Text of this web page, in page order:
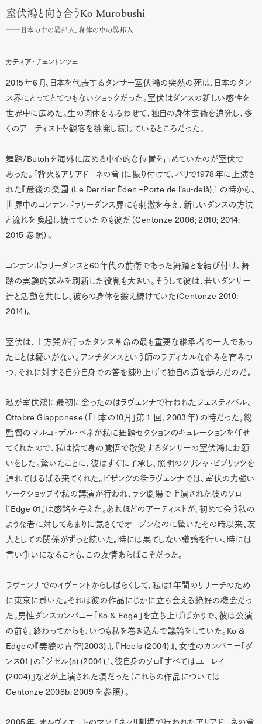
室伏鴻と向き合うKo Murobushi
── 日本の中の異邦人、身体の中の異邦人
カティア・チェントンツェ
2015年6 月、日本を代表するダンサー室伏鴻の突然の死は、日本のダン
ス界にとってとてつもないショックだった。室伏はダンスの新しい感性を
世界中に広めた。生の肉体をふるわせて、独自の身体芸術を追究し、多
くのアーティストや観客を挑発し続けているところだった。
舞踏/Butoh を海外に広める中心的な位置を占めていたのが室伏で
あった。「背火＆アリアドーネの會」に振り付けて、パリで1978年に上演さ
れた『最後の楽園 (Le Dernier Èden –Porte de l’au-delà)』 の時から、
世界中のコンテンポラリーダンス界にも刺激を与え、新しいダンスの方法
と流れを喚起し続けていたのも彼だ（Centonze 2006; 2010; 2014;
2015 参照）。
コンテンポラリーダンスと60年代の前衛であった舞踏とを結び付け、舞
踏の実験的試みを刷新した役割も大きい。そうして彼は、若いダンサー
達と活動を共にし、彼らの身体を鍛え続けていた(Centonze 2010;
2014)。
室伏は、土方巽が行ったダンス革命の最も重要な継承者の一人であっ
たことは疑いがない。アンチダンスという師のラディカルな企みを育みつ
つ、それに対する自分自身での答を練り上げて独自の道を歩んだのだ。
私が室伏鴻に最初に会ったのはラヴェンナで行われたフェスティバル、
Ottobre Giapponese （「日本の10月」第１ 回、2003年）の時だった。総
監督のマルコ・デル・ベネが私に舞踏セクションのキュレーションを任せ
てくれたので、私は捨て身の覚悟で敬愛するダンサーの室伏鴻にお願
いをした。驚いたことに、彼はすぐに了承し、照明のクリシャ・ピプリッツを
連れてはるばる来てくれた。ビザンツの街ラヴェンナでは、室伏の力強い
ワークショップや私の講演が行われ、ラシ劇場で上演された彼のソロ
『Edge 01』は感銘を与えた。あれほどのアーティストが、初めて会う私の
ような者に対してあまりに気さくでオープンなのに驚いたその時以来、友
人としての関係がずっと続いた。時には果てしない議論を行い、時には
言い争いになることも、この友情あらばこそだった。
ラヴェンナでのイヴェントからしばらくして、私は1年間のリサーチのため
に東京に赴いた。それは彼の作品にじかに立ち会える絶好の機会だっ
た。男性ダンスカンパニー「Ko & Edge 」を立ち上げばかりで、彼は公演
の前も、終わってからも、いつも私を巻き込んで議論をしていた。 Ko &
Edge の『美貌の青空(2003)』、『Heels (2004)』、女性のカンパニー「ダ
ンス01 」の『ジゼル(s) (2004)』、彼自身のソロ『すべてはユーレイ
(2004)』などが上演された頃だった（これらの作品については
Centonze 2008b; 2009 を参照）。